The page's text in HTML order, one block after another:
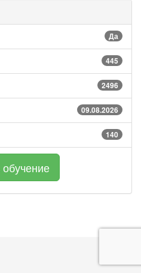
Да
445
2496
09.08.2026
140